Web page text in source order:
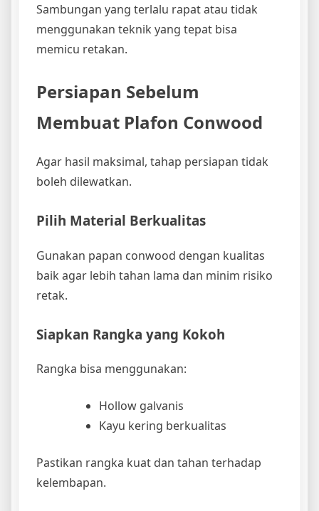
Sambungan yang terlalu rapat atau tidak
menggunakan teknik yang tepat bisa
memicu retakan.
Persiapan Sebelum
Membuat Plafon Conwood
Agar hasil maksimal, tahap persiapan tidak
boleh dilewatkan.
Pilih Material Berkualitas
Gunakan papan conwood dengan kualitas
baik agar lebih tahan lama dan minim risiko
retak.
Siapkan Rangka yang Kokoh
Rangka bisa menggunakan:
Hollow galvanis
Kayu kering berkualitas
Pastikan rangka kuat dan tahan terhadap
kelembapan.